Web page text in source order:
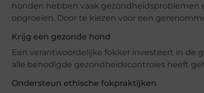
honden hebben vaak
opgroeien. Door te kiezen voor een
Krijg een gezonde hond
Een verantwoordelijke fokker investeert in de
alle benodigde gezondheidscontroles heeft
Ondersteun ethische fokpraktijken